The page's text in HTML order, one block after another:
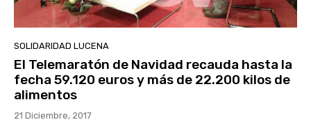
SOLIDARIDAD LUCENA
El Telemaratón de Navidad recauda hasta la
fecha 59.120 euros y más de 22.200 kilos de
alimentos
21 Diciembre, 2017